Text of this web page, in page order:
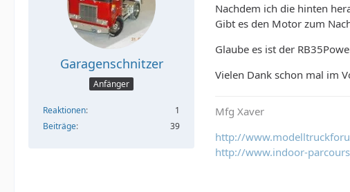
Garagenschnitzer
Anfänger
Reaktionen
1
Beiträge
39
Nachdem ich die hinten
Gibt es den Motor zum
Glaube es ist der
Vielen Dank schon mal im
Mfg Xaver
http://
http://www.indoor-